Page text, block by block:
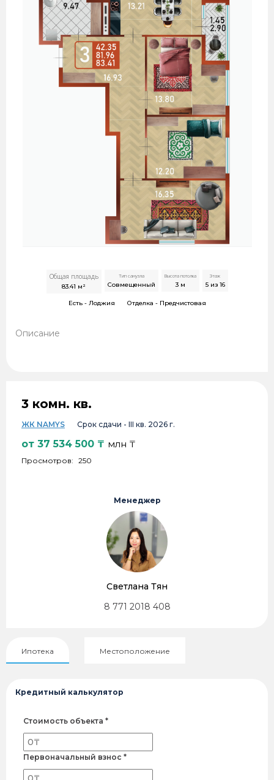
Общая площадь
83.41 м²
Тип санузла
Совмещенный
Высота потолка
3м
Этаж
5 из 16
Есть - Лоджия Отделка - Предчистовая
Описание
3 комн. кв.
ЖК NAMYS Срок сдачи - III кв. 2026 г.
от 37 534 500 ₸ млн ₸
Просмотров: 250
Менеджер
Светлана Тян
8 771 2018 408
Ипотека Местоположение
Кредитный калькулятор
Стоимость объекта *
Первоначальный взнос *